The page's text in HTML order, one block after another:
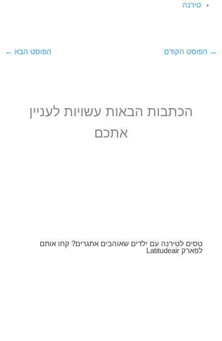
טירנה
→ הפוסט הקודם הפוסט הבא ←
הכתבות הבאות עשויות לעניין
אתכם
טסים לטירנה עם ילדים שאוהבים אתגרים? קחו אותם
לפארק Latitudeair